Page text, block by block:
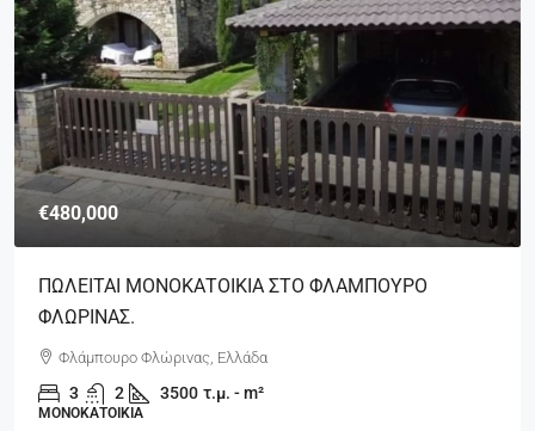
€480,000
ΠΩΛΕΙΤΑΙ ΜΟΝΟΚΑΤΟΙΚΙΑ ΣΤΟ ΦΛΑΜΠΟΥΡΟ
ΦΛΩΡΙΝΑΣ.
Φλάμπουρο Φλώρινας, Ελλάδα
3 2 3500 τ.μ. - m²
ΜΟΝΟΚΑΤΟΙΚΊΑ